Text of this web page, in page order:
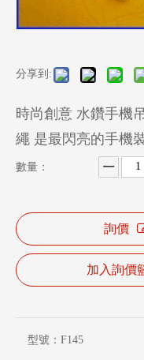
分享到:
時尚創意 水鑽手機
繩 是最閃亮的手機
數量：
詢價
加入詢價
型號： F145